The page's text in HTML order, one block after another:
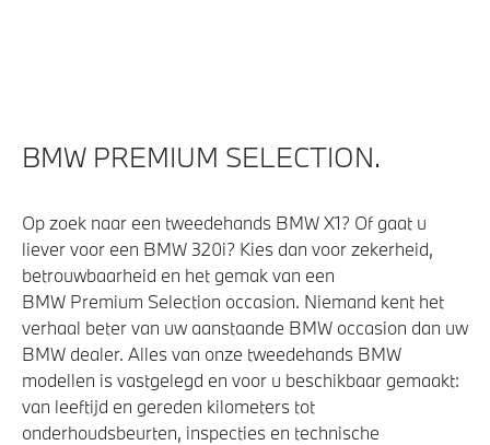
BMW PREMIUM SELECTION.
Op zoek naar een tweedehands BMW X1? Of gaat u
liever voor een BMW 320i? Kies dan voor zekerheid,
betrouwbaarheid en het gemak van een
BMW Premium Selection occasion. Niemand kent het
verhaal beter van uw aanstaande BMW occasion dan uw
BMW dealer. Alles van onze tweedehands BMW
modellen is vastgelegd en voor u beschikbaar gemaakt:
van leeftijd en gereden kilometers tot
onderhoudsbeurten, inspecties en technische